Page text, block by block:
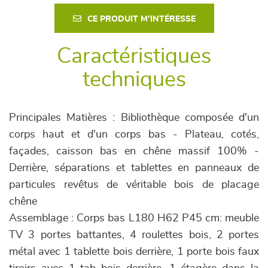
CE PRODUIT M'INTÉRESSE
Caractéristiques
techniques
Principales Matières : Bibliothèque composée d'un
corps haut et d'un corps bas - Plateau, cotés,
façades, caisson bas en chêne massif 100% -
Derrière, séparations et tablettes en panneaux de
particules revêtus de véritable bois de placage
chêne
Assemblage : Corps bas L180 H62 P45 cm: meuble
TV 3 portes battantes, 4 roulettes bois, 2 portes
métal avec 1 tablette bois derrière, 1 porte bois faux